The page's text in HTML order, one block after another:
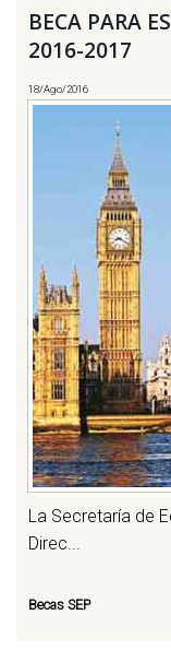
BECA PARA
2016-2017
18/Ago/2016
La Secretaría de
Direc...
Becas SEP